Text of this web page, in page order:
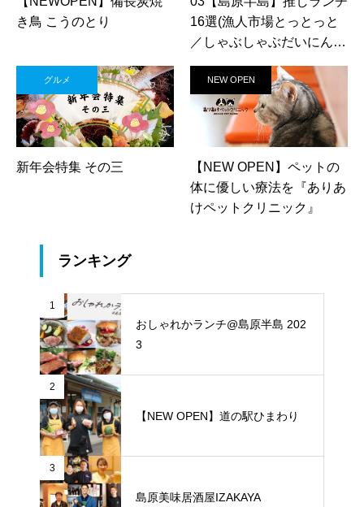
き鳥 こうのとり
16選(漁人市場とっとっと
／しゃぶしゃぶだいにんぐ
／登利亭 国見店／さぬき
茶屋／ふるさと料理 ほた
グルメ
新年会特集 その三
NEW OPEN
【NEW OPEN】ペットの
体に優しい療法を『ありあ
けペットクリニック』
ランキング
1
おしゃれかランチ@島原半島 202
3
2
【NEW OPEN】道の駅ひまわり
3
島原美味居酒屋IZAKAYA